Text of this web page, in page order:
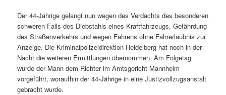
Der 44-Jährige gelangt nun wegen des Verdachts des besonderen
schweren Falls des Diebstahls eines Kraftfahrzeugs, Gefährdung
des Straßenverkehrs und wegen Fahrens ohne Fahrerlaubnis zur
Anzeige. Die Kriminalpolizeidirektion Heidelberg hat noch in der
Nacht die weiteren Ermittlungen übernommen. Am Folgetag
wurde der Mann dem Richter im Amtsgericht Mannheim
vorgeführt, woraufhin der 44-Jährige in eine Justizvollzugsanstalt
gebracht wurde.